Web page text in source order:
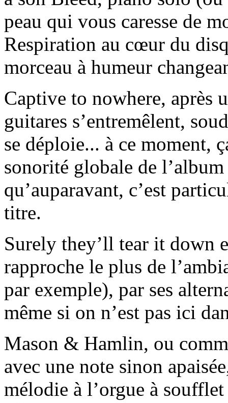
peau qui vous caresse de
Respiration au cœur du
morceau à humeur
Captive to nowhere, après
guitares s’entremêlent,
se déploie... à ce moment,
sonorité globale de
qu’auparavant, c’est
titre.
Surely they’ll tear it down
rapproche le plus de
par exemple), par ses
même si on n’est pas ici
Mason & Hamlin, ou
avec une note sinon
mélodie à l’orgue à